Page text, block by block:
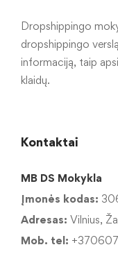
Dropshippingo
dropshippingo
informaciją, taip
klaidų.
Kontaktai
MB DS Mokykla
Įmonės kodas:
Adresas: Vilnius,
Mob. tel: